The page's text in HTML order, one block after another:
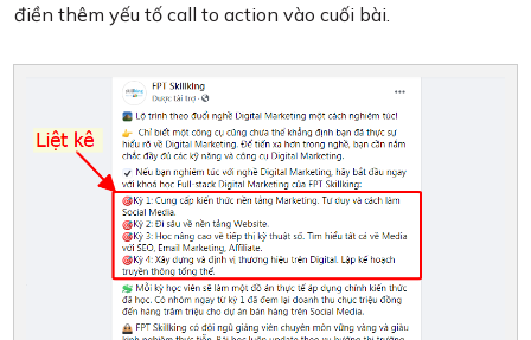
điền thêm yếu tố call to action vào cuối bài.